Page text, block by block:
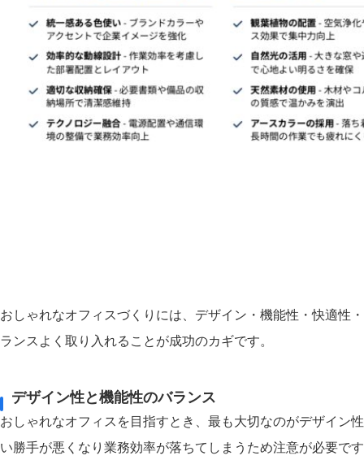
おしゃれなオフィスづくりには、デザイン・機能性・快適性
ランスよく取り入れることが成功のカギです。
デザイン性と機能性のバランス
おしゃれなオフィスを目指すとき、最も大切なのがデザイン
い勝手が悪くなり業務効率が落ちてしまうため注意が必要で